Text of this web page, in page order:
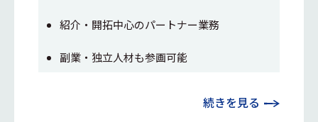
紹介・開拓中心のパートナー業務
副業・独立人材も参画可能
続きを見る